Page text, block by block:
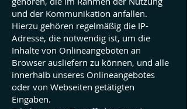
und der Kommunikation anfallen.
Hierzu gehören regelmäßig die IP-
Adresse, die notwendig ist, um die
Inhalte von Onlineangeboten an
Browser ausliefern zu können, und alle
innerhalb unseres Onlineangebotes
oder von Webseiten getätigten
Eingaben.